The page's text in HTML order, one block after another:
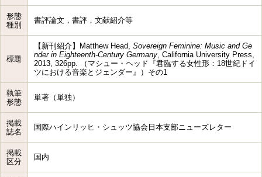
形態
種別
書評論文，書評，文献紹介等
標題
【新刊紹介】Matthew Head, Sovereign Feminine: Music and Ge
nder in Eighteenth-Century Germany, California University Press,
2013, 326pp. （マシュー・ヘッド『君臨する女性形：18世紀ドイ
ツにおける音楽とジェンダー』）その1
執筆
形態
単著（単独）
掲載
誌名
国際ハインリッヒ・シュッツ協会日本支部ニューズレター
掲載
区分
国内